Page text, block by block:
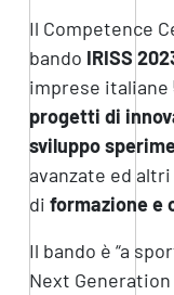
Il Competence
bando IRISS
imprese italiane
progetti di
sviluppo
avanzate ed altri
di formazione e
Il bando è “a
Next